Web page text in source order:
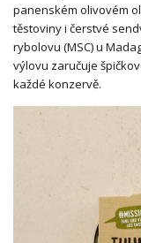
panenském olivovém
těstoviny i čerstvé
rybolovu (MSC) u
výlovu zaručuje
každé konzervě.